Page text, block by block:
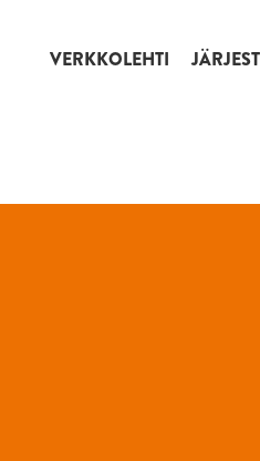
VERKKOLEHTI